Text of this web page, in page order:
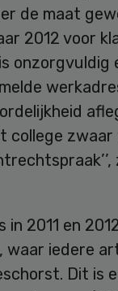
de maat
2012 voor
onzorgvuldig
college
2011 en
iedere
Dit is